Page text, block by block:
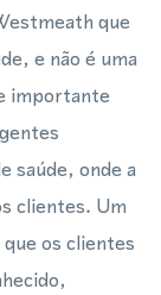
que
e não é uma
importante
saúde, onde a
clientes. Um
os clientes